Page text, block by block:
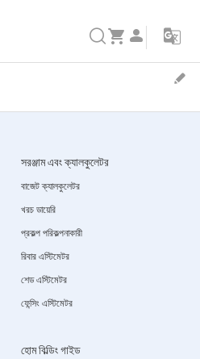
সরঞ্জাম এবং ক্যালকুলেটর
বাজেট ক্যালকুলেটর
খরচ ডায়েরি
প্রকল্প পরিকল্পনাকারী
রিবার এস্টিমেটর
শেড এস্টিমেটর
ফেন্সিং এস্টিমেটর
হোম বিল্ডিং গাইড